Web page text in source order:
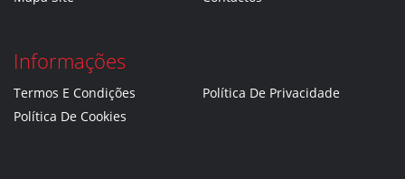
Informações
Termos E Condições
Política De Privacidade
Política De Cookies